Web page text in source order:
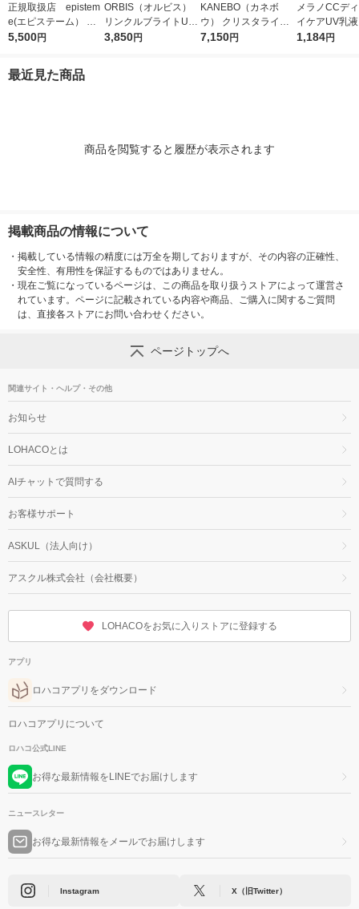
正規取扱店 epistem
e(エピステーム） パ
ワライズラッシュセラ
5,500円
ORBIS（オルビス）
リンクルブライトUV
プロテクター N 50g
3,850円
KANEBO（カネボ
ウ） クリスタライズ
ドフィックスパウダー
7,150円
メラノCCデ
イケアUV乳
日焼け止め乳
1,184円
最近見た商品
商品を閲覧すると履歴が表示されます
掲載商品の情報について
・ 掲載している情報の精度には万全を期しておりますが、その内容の正確性、
安全性、有用性を保証するものではありません。
・ 現在ご覧になっているページは、この商品を取り扱うストアによって運営さ
れています。ページに記載されている内容や商品、ご購入に関するご質問
は、直接各ストアにお問い合わせください。
ページトップへ
関連サイト・ヘルプ・その他
お知らせ
LOHACOとは
AIチャットで質問する
お客様サポート
ASKUL（法人向け）
アスクル株式会社（会社概要）
LOHACOをお気に入りストアに登録する
アプリ
ロハコアプリをダウンロード
ロハコアプリについて
ロハコ公式LINE
お得な最新情報をLINEでお届けします
ニュースレター
お得な最新情報をメールでお届けします
Instagram X（旧Twitter）